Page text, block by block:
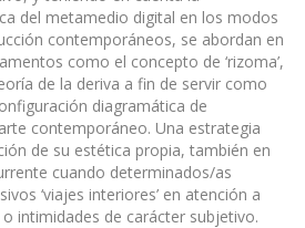
del metamedio digital en los modos
contemporáneos, se abordan en
como el concepto de ‘rizoma’,
de la deriva a fin de servir como
diagramática de
contemporáneo. Una estrategia
de su estética propia, también en
cuando determinados/as
‘viajes interiores’ en atención a
intimidades de carácter subjetivo.